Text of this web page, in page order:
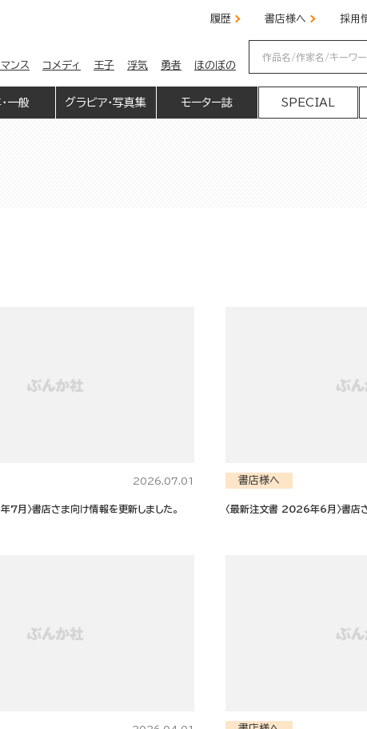
履歴 書店様へ 採用
ンス コメディ 王子 浮気 勇者 ほのぼの
一般 グラビア・写真集 モーター誌 SPECIAL
2026.07.01
7月〉書店さま向け情報を更新しました。
書店様へ
〈最新注文書 2026年6月〉書店